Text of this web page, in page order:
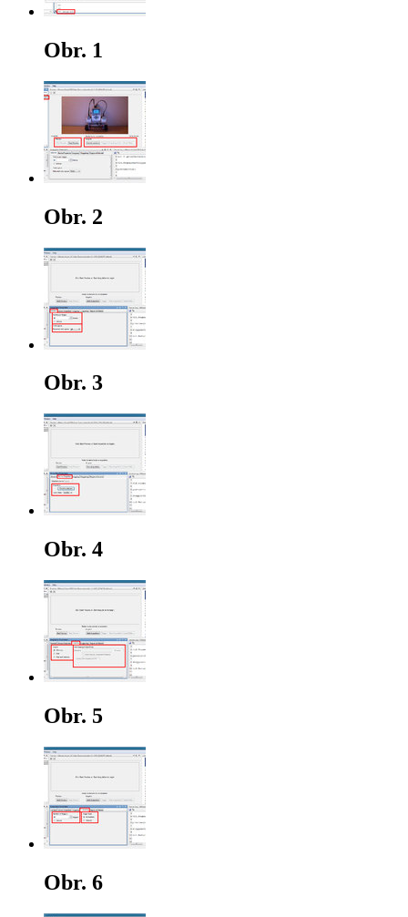
Obr. 1
Obr. 2
Obr. 3
Obr. 4
Obr. 5
Obr. 6